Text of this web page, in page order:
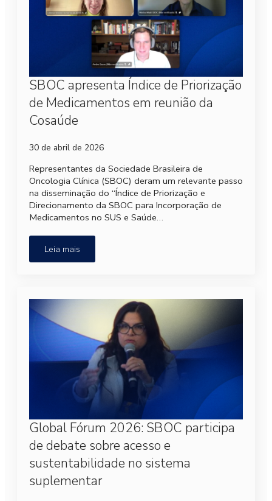
SBOC apresenta Índice de Priorização
de Medicamentos em reunião da
Cosaúde
30 de abril de 2026
Representantes da Sociedade Brasileira de
Oncologia Clínica (SBOC) deram um relevante passo
na disseminação do “Índice de Priorização e
Direcionamento da SBOC para Incorporação de
Medicamentos no SUS e Saúde…
Leia mais
Global Fórum 2026: SBOC participa
de debate sobre acesso e
sustentabilidade no sistema
suplementar